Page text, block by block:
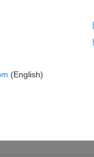
>Convert To
I can see all the
externally.
(English)